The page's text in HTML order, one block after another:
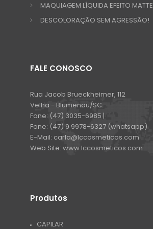
MAQUIAGEM LÍQUIDA EFEITO MATTE
DESCOLORAÇÃO SEM AGRESSÃO!
FALE CONOSCO
Rua Jacob Brueckheimer, 112
Velha - Blumenau/SC
Fone: (47) 3035-6985 |
Fone: (47) 9 9978-6327 (whatsapp)
E-Mail: carla@lccosmeticos.com
Web Site: www.lccosmeticos.com
Produtos
CAPILAR